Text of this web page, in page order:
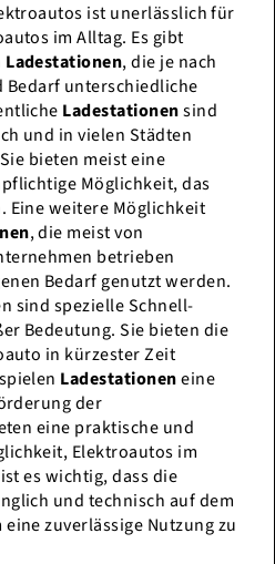
ist unerlässlich für
im Alltag. Es gibt
Ladestationen, die je nach
Bedarf unterschiedliche
Ladestationensind
und in vielen Städten
bieten meist eine
Möglichkeit, das
Eine weitere Möglichkeit
, die meist von
betrieben
Bedarf genutzt werden.
sind spezielle Schnell-
Bedeutung. Sie bieten die
in kürzester Zeit
Ladestationeneine
der
eine praktische und
Elektroautos im
es wichtig, dass die
und technisch auf dem
zuverlässige Nutzung zu